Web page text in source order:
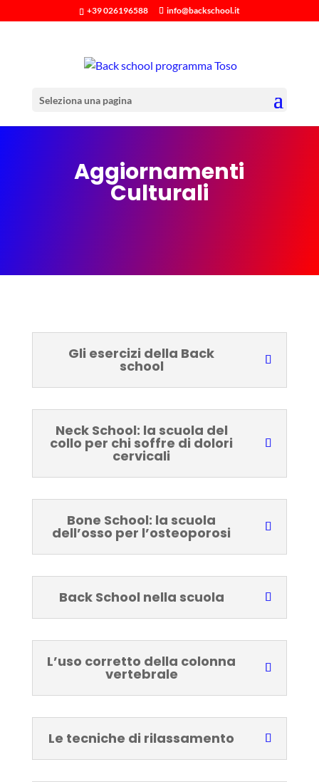
+39 026196588 info@backschool.it
Seleziona una pagina
Aggiornamenti
Culturali
Gli esercizi della Back
school
Neck School: la scuola del
collo per chi soffre di dolori
cervicali
Bone School: la scuola
dell’osso per l’osteoporosi
Back School nella scuola
L’uso corretto della colonna
vertebrale
Le tecniche di rilassamento